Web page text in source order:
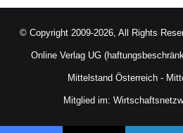
© Copyright 2009-2026, All Rights
Online Verlag UG
Mittelstand Österreich-
Mitglied im: